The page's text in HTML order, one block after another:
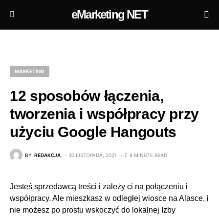
eMarketing NET
MARKETING
12 sposobów łączenia,
tworzenia i współpracy przy
użyciu Google Hangouts
BY REDAKCJA 30 LISTOPADA, 2021 6 MINUTE READ
Jesteś sprzedawcą treści i zależy ci na połączeniu i
współpracy. Ale mieszkasz w odległej wiosce na Alasce, i
nie możesz po prostu wskoczyć do lokalnej Izby